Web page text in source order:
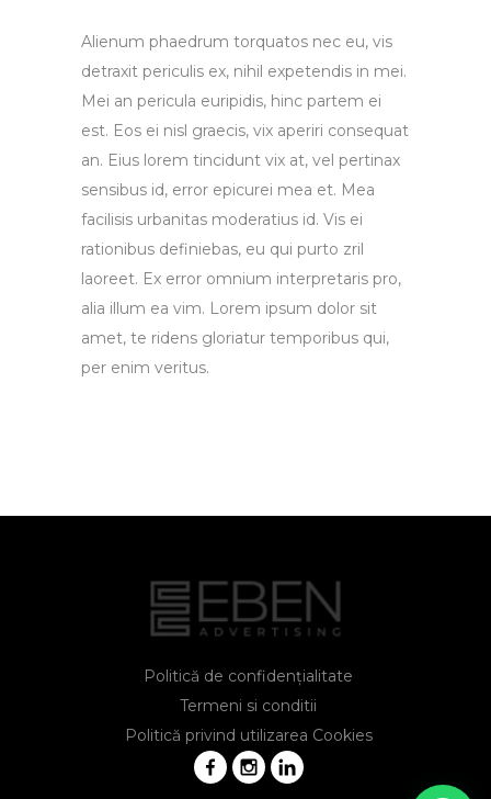
Alienum phaedrum torquatos nec eu, vis
detraxit periculis ex, nihil expetendis in mei.
Mei an pericula euripidis, hinc partem ei
est. Eos ei nisl graecis, vix aperiri consequat
an. Eius lorem tincidunt vix at, vel pertinax
sensibus id, error epicurei mea et. Mea
facilisis urbanitas moderatius id. Vis ei
rationibus definiebas, eu qui purto zril
laoreet. Ex error omnium interpretaris pro,
alia illum ea vim. Lorem ipsum dolor sit
amet, te ridens gloriatur temporibus qui,
per enim veritus.
Politică de confidențialitate
Termeni si conditii
Politică privind utilizarea Cookies